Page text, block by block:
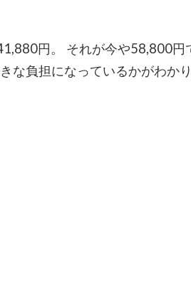
円。 それが今や58,800円
な負担になっているかがわかり